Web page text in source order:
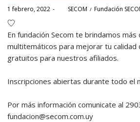
Posted
on
1 febrero, 2022 SECOM
Posted
Fundación
En fundación Secom te brindamos
multitemáticos para mejorar tu
gratuitos para nuestros afiliados.
Inscripciones abiertas durante todo el
Por más información comunicate al
fundacion@secom.com.uy